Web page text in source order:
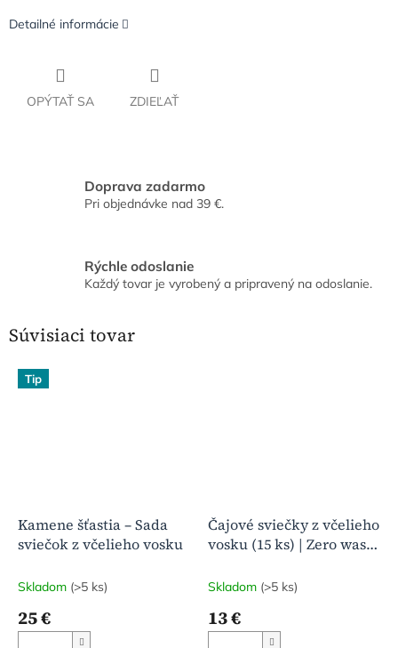
Detailné informácie
OPÝTAŤ SA ZDIEĽAŤ
Doprava zadarmo
Pri objednávke nad 39 €.
Rýchle odoslanie
Každý tovar je vyrobený a pripravený na odoslanie.
Súvisiaci tovar
Tip
Kamene šťastia – Sada
sviečok z včelieho vosku
Skladom (>5 ks)
25 €
Čajové sviečky z včelieho
vosku (15 ks) | Zero waste
Malá krabička radosti
Skladom (>5 ks)
13 €